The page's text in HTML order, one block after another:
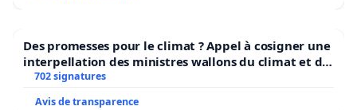
Des promesses pour le climat ? Appel à cosigner une
interpellation des ministres wallons du climat et de
l’environnement.
702 signatures
Avis de transparence